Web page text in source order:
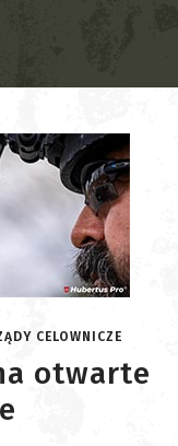
CELOWNICZE
otwarte